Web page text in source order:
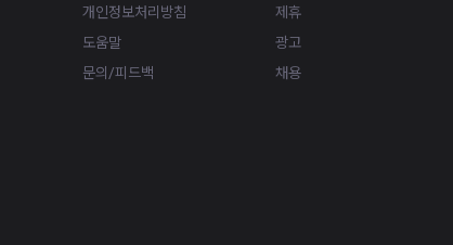
개인정보처리방침
도움말
문의/피드백
제휴
광고
채용